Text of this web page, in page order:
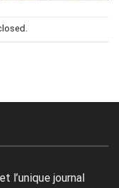
l’unique journal